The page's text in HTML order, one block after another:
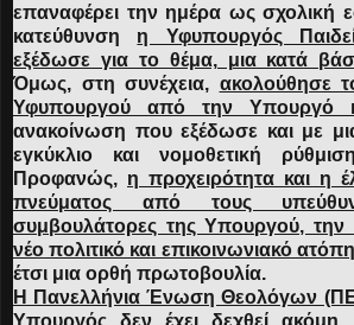
επαναφέρει την ημέρα ως σχολική
κατεύθυνση η Υφυπουργός
εξέδωσε για το θέμα, μια κατά
Όμως, στη συνέχεια, ακολούθησε
Υφυπουργού από την Υπουργό
ανακοίνωση που εξέδωσε και με
εγκύκλιο και νομοθετική
Προφανώς, η προχειρότητα και η
πνεύματος από τους
συμβουλάτορες της Υπουργού,
νέο πολιτικό και επικοινωνιακό
έτσι μια ορθή πρωτοβουλία.
Η Πανελλήνια Ένωση Θεολόγων
Υπουργός δεν έχει δεχθεί ακόμη,